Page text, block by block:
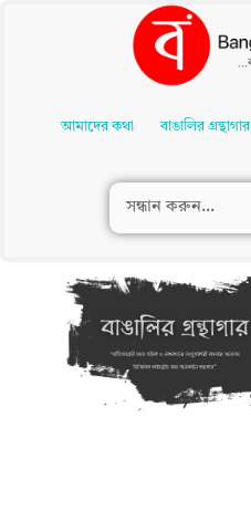
Contentআমাদের কথা বাঙালির গ্রন্থাগার